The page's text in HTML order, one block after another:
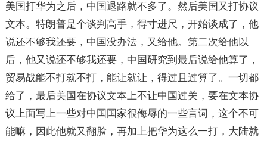
美国打华为之后，中国退路就不多了。然后美国又打协议
文本。特朗普是个谈判高手，得寸进尺，开始谈成了，他
说还不够我还要，中国没办法，又给他。第二次给他以
后，他又说还不够我还要，中国研究到最后说给他算了，
贸易战能不打就不打，能让就让，得过且过算了。一切都
给了，最后美国在协议文本上不让中国过关，要在文本协
议上面写上一些对中国国家很侮辱的一些言词，这个不可
能嘛，因此他就又翻脸，再加上把华为这么一打，大陆就